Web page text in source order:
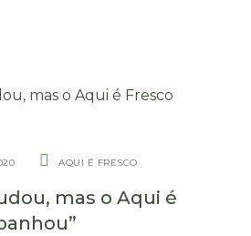
AQUI É FRESCO
mas o Aqui é